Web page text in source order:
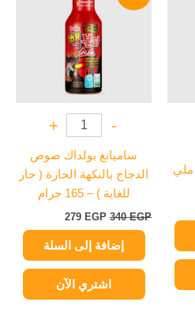
-
+
ساميانغ بولداك صوص
الدجاج بالنكهة الحارة ( حار
للغاية ) – 165 جرام
340EGP
340 EGP.
279 EGP
إضافة إلى السلة
اشتري الآن